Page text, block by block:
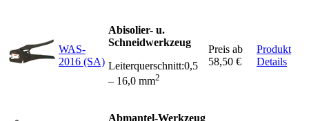
WAS-
2016 (SA)
Abisolier- u.
Schneidwerkzeug
Leiterquerschnitt:0,5
– 16,0 mm2
Preis ab
58,50 €
Produkt
Details
Abmantel-Werkzeug